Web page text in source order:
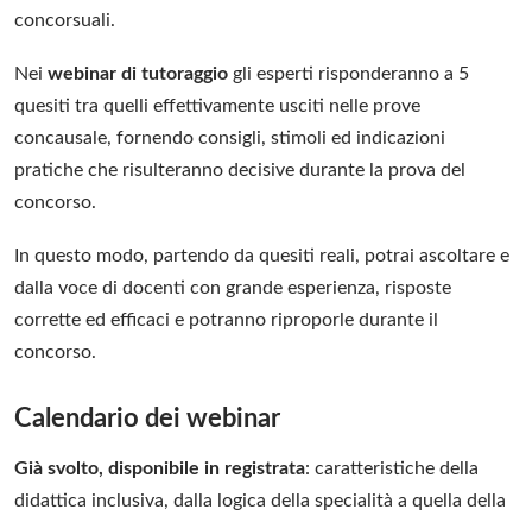
concorsuali.
Nei webinar di tutoraggio gli esperti risponderanno a 5
quesiti tra quelli effettivamente usciti nelle prove
concausale, fornendo consigli, stimoli ed indicazioni
pratiche che risulteranno decisive durante la prova del
concorso.
In questo modo, partendo da quesiti reali, potrai ascoltare e
dalla voce di docenti con grande esperienza, risposte
corrette ed efficaci e potranno riproporle durante il
concorso.
Calendario dei webinar
Già svolto, disponibile in registrata: caratteristiche della
didattica inclusiva, dalla logica della specialità a quella della